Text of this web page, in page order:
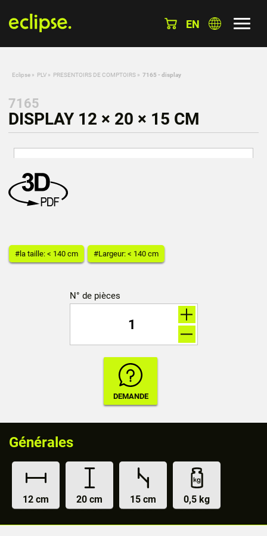
EN
Eclipse » PLV » PRESENTOIRS DE COMPTOIRS » 7165 - display
7165
DISPLAY 12 × 20 × 15 CM
#la taille: < 140 cm #Largeur: < 140 cm
N° de pièces
Générales
12 cm 20 cm 15 cm 0,5 kg